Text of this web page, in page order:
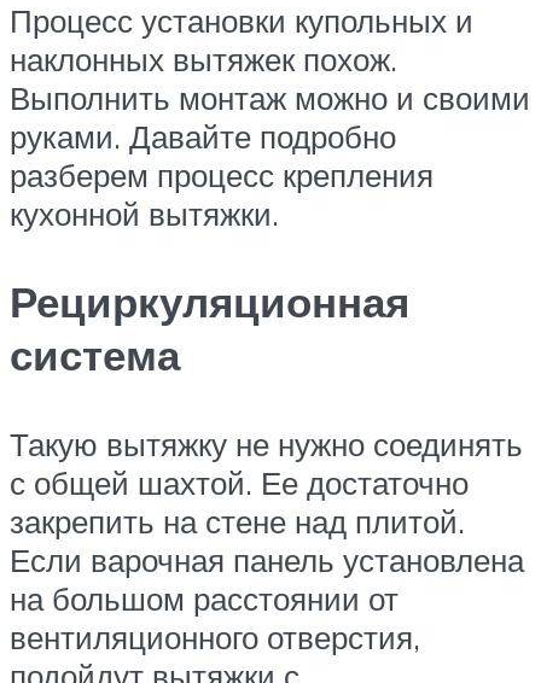
Процесс установки купольных и
наклонных вытяжек похож.
Выполнить монтаж можно и своими
руками. Давайте подробно
разберем процесс крепления
кухонной вытяжки.
Рециркуляционная
система
Такую вытяжку не нужно соединять
с общей шахтой. Ее достаточно
закрепить на стене над плитой.
Если варочная панель установлена
на большом расстоянии от
вентиляционного отверстия,